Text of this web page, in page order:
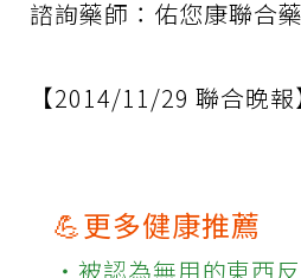
諮詢藥師：佑您康聯合
【2014/11/29 聯合晚報
💪更多健康推薦